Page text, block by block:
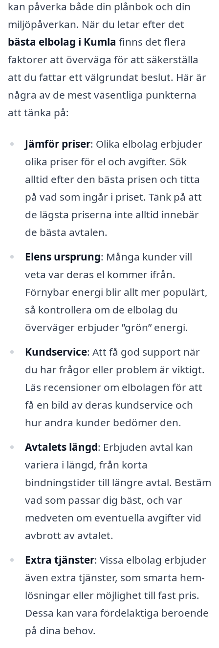
kan påverka både din plånbok och din
miljöpåverkan. När du letar efter det
bästa elbolag i Kumla finns det flera
faktorer att överväga för att säkerställa
att du fattar ett välgrundat beslut. Här är
några av de mest väsentliga punkterna
att tänka på:
Jämför priser: Olika elbolag erbjuder
olika priser för el och avgifter. Sök
alltid efter den bästa prisen och titta
på vad som ingår i priset. Tänk på att
de lägsta priserna inte alltid innebär
de bästa avtalen.
Elens ursprung: Många kunder vill
veta var deras el kommer ifrån.
Förnybar energi blir allt mer populärt,
så kontrollera om de elbolag du
överväger erbjuder ”grön” energi.
Kundservice: Att få god support när
du har frågor eller problem är viktigt.
Läs recensioner om elbolagen för att
få en bild av deras kundservice och
hur andra kunder bedömer den.
Avtalets längd: Erbjuden avtal kan
variera i längd, från korta
bindningstider till längre avtal. Bestäm
vad som passar dig bäst, och var
medveten om eventuella avgifter vid
avbrott av avtalet.
Extra tjänster: Vissa elbolag erbjuder
även extra tjänster, som smarta hem-
lösningar eller möjlighet till fast pris.
Dessa kan vara fördelaktiga beroende
på dina behov.